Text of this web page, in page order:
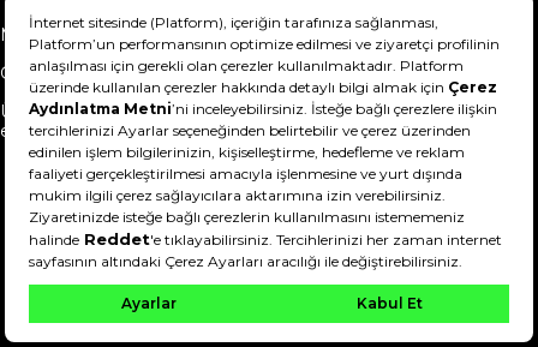
Mesafeli Satış Sözleşmesi
Teslimat Bilgisi
Gizlilik Sözleşmesi
Şartlar & Koşullar
Ürünümü nasıl iade
edebilirim?
Hakkımızda
DeFactoFIT ©️ 2022-2026. Tüm hakları saklıdır.
21